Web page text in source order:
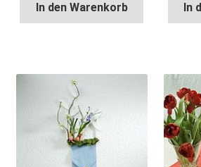
In den Warenkorb In